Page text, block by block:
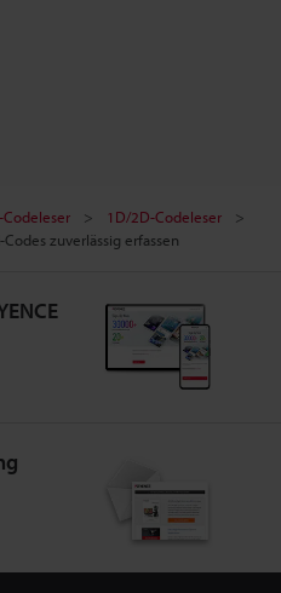
1D/2D-Codeleser
Codes zuverlässig erfassen